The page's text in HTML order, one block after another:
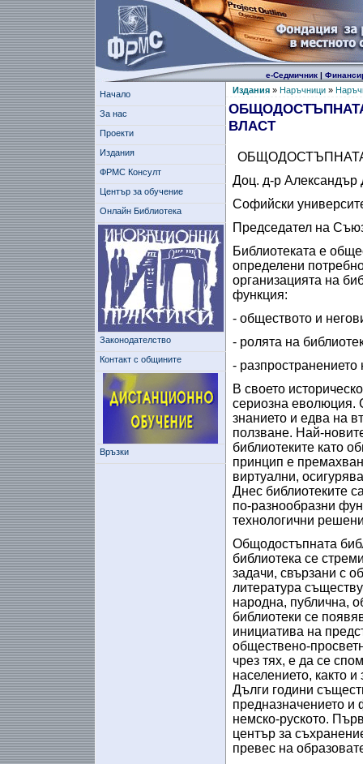
е-Седмичник|
Начало
За нас
Проекти
Издания
ФРМС Консулт
Център за обучение
Онлайн Библиотека
Законодателство
Контакт с общините
Връзки
Издания» Наръчници»
ВЛАСТ
Доц. д-р Александър
Софийски
Председател на
Библиотеката е
определени
организацията на
функция:
- обществото и
- ролята на
-
В своето
сериозна еволюция.
знанието и едва на
ползване. Най-
библиотеките като
принцип е
виртуални,
Днес библиотеките
по-разнообразни
технологични
Общодостъпната
библиотека се
задачи, свързани с
литература
народна, публична,
библиотеки се
инициатива на
обществено-
чрез тях, е да се
населението, както
Дълги години
предназначението и
немско-руското.
център за
превес на